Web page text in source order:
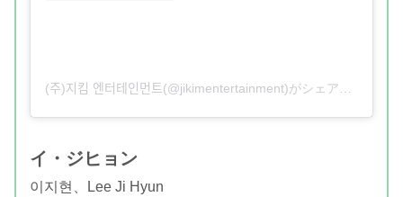
イ・ジヒョン
이지현、Lee Ji Hyun